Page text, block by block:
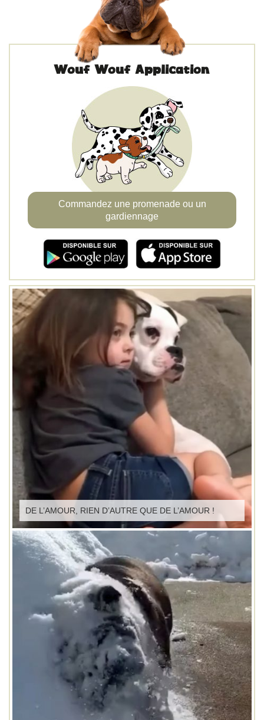
Wouf Wouf Application
Commandez une promenade ou un
gardiennage
DE L’AMOUR, RIEN D’AUTRE QUE DE L’AMOUR !